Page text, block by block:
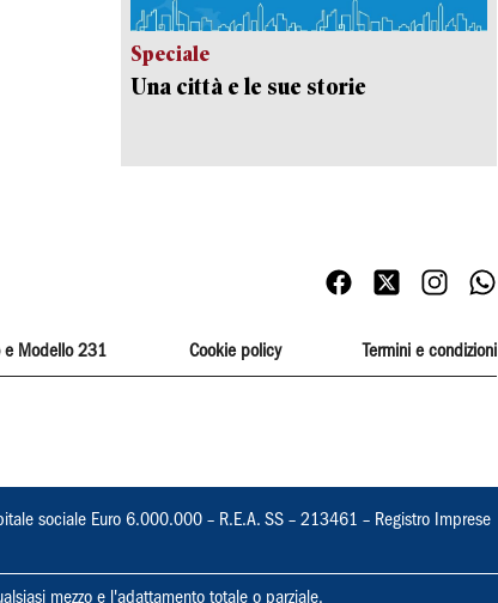
Speciale
Una città e le sue storie
e Modello 231 Cookie policy Termini e condizioni
sociale Euro 6.000.000 – R.E.A. SS – 213461 – Registro Imprese
mezzo e l'adattamento totale o parziale.